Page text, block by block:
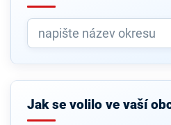
Jak se volilo ve vaší